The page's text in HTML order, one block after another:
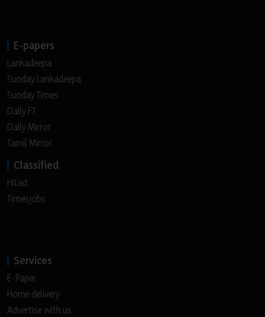
E-papers
Lankadeepa
Sunday Lankadeepa
Sunday Times
Daily FT
Daily Mirror
Tamil Mirror
Classified
Hitad
Timesjobs
Services
E-Paper
Home delivery
Advertise with us